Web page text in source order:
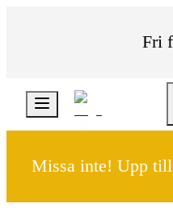
Fri
Missa inte! Upp